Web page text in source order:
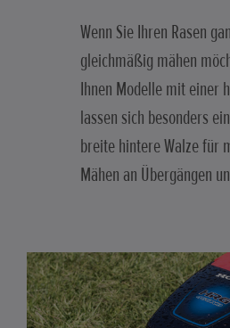
Wenn Sie Ihren Rasen
gleichmäßig mähen
Ihnen Modelle mit einer
lassen sich besonders
breite hintere Walze für
Mähen an Übergängen